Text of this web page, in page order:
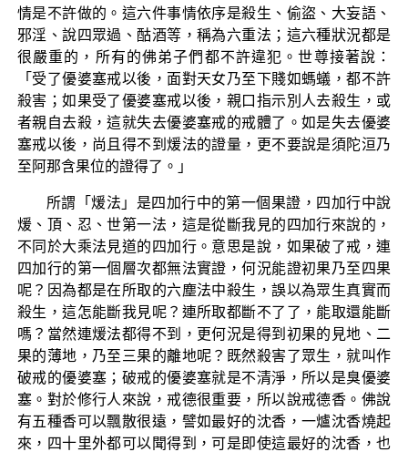
情是不許做的。這六件事情依序是殺生、偷盜、大妄語、
邪淫、說四眾過、酤酒等，稱為六重法；這六種狀況都是
很嚴重的，所有的佛弟子們都不許違犯。世尊接著說：
「受了優婆塞戒以後，面對天女乃至下賤如螞蟻，都不許
殺害；如果受了優婆塞戒以後，親口指示別人去殺生，或
者親自去殺，這就失去優婆塞戒的戒體了。如是失去優婆
塞戒以後，尚且得不到煖法的證量，更不要說是須陀洹乃
至阿那含果位的證得了。」
所謂「煖法」是四加行中的第一個果證，四加行中說
煖、頂、忍、世第一法，這是從斷我見的四加行來說的，
不同於大乘法見道的四加行。意思是說，如果破了戒，連
四加行的第一個層次都無法實證，何況能證初果乃至四果
呢？因為都是在所取的六塵法中殺生，誤以為眾生真實而
殺生，這怎能斷我見呢？連所取都斷不了了，能取還能斷
嗎？當然連煖法都得不到，更何況是得到初果的見地、二
果的薄地，乃至三果的離地呢？既然殺害了眾生，就叫作
破戒的優婆塞；破戒的優婆塞就是不清淨，所以是臭優婆
塞。對於修行人來說，戒德很重要，所以說戒德香。佛說
有五種香可以飄散很遠，譬如最好的沈香，一爐沈香燒起
來，四十里外都可以聞得到，可是即使這最好的沈香，也